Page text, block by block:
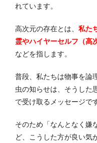
れています。
高次元の存在とは、 私た
霊やハイヤーセルフ（高
などを指します。
普段、私たちは物事を論
虫の知らせは、そうした
で受け取るメッセージで
そのため「なんとなく嫌
ど、こうした方が良い気